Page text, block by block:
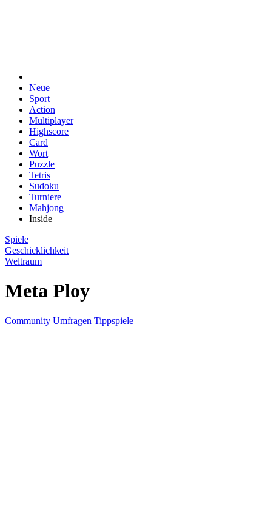
Neue
Sport
Action
Multiplayer
Highscore
Card
Wort
Puzzle
Tetris
Sudoku
Turniere
Mahjong
Inside
Spiele
Geschicklichkeit
Weltraum
Meta Ploy
Community Umfragen Tippspiele